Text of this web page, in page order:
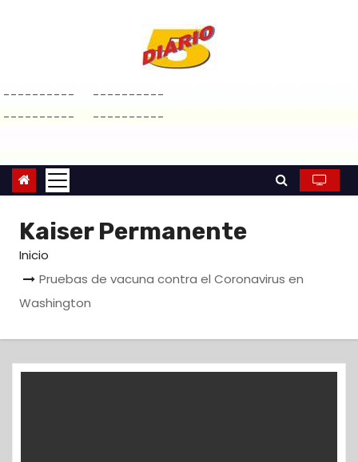
a
r
l
d
----------
----------
----------
----------
Kaiser Permanente
Inicio
Pruebas de vacuna contra el Coronavirus en
Washington